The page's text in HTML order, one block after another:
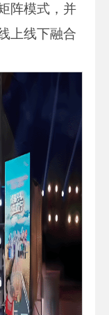
阵模式，并
上线下融合